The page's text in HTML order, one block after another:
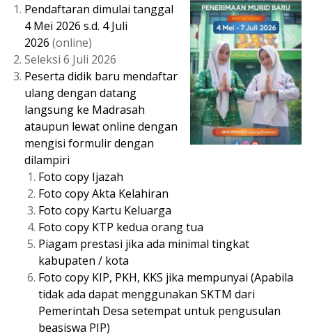
Pendaftaran dimulai tanggal
4 Mei 2026 s.d. 4 Juli
2026 (online)
Seleksi 6 Juli 2026
Peserta didik baru mendaftar
ulang dengan datang
langsung ke Madrasah
ataupun lewat online dengan
mengisi formulir dengan
dilampiri
Foto copy Ijazah
Foto copy Akta Kelahiran
Foto copy Kartu Keluarga
Foto copy KTP kedua orang tua
Piagam prestasi jika ada minimal tingkat
kabupaten / kota
Foto copy KIP, PKH, KKS jika mempunyai (Apabila
tidak ada dapat menggunakan SKTM dari
Pemerintah Desa setempat untuk pengusulan
beasiswa PIP)